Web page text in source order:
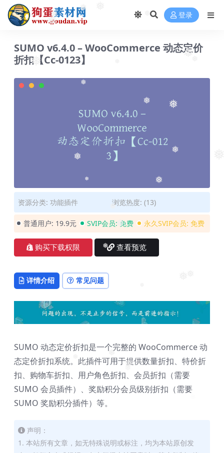
❅
❅
❅
❅
❅
❅
❅
❅
❅
❅
❅
❅
❅
❅
❅
❅ 登录
SUMO v6.4.0 – WooCommerce 动态定价
折扣【Cc-0123】
资源分类: 功能插件 浏览热度: (13)
普通用户: 19.9元 SVIP会员: 免费 永久SVIP会员: 免费
购买下载权限 查看预览
详情介绍 常见问题
SUMO 动态定价折扣是一个完整的 WooCommerce 动
态定价折扣系统。此插件可用于提供数量折扣、特价折
扣、购物车折扣、用户角色折扣、会员折扣（需要
SUMO 会员插件）、奖励积分会员级别折扣（需要
SUMO 奖励积分插件）等。
声明：
1. 本站所有文章，如无特殊说明或标注，均为本站原创发